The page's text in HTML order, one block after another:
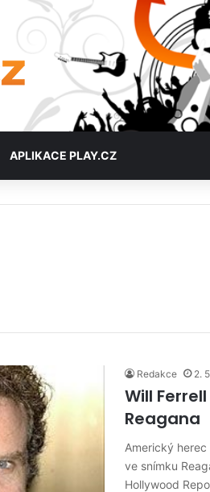
APLIKACE PLAY.CZ
Redakce 2.
Will
Reagana
Americký
ve snímku
Hollywood